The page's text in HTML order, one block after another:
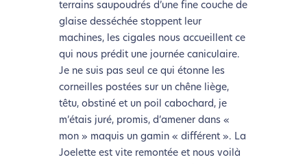
terrains saupoudrés d’une fine couche de
glaise desséchée stoppent leur
machines, les cigales nous accueillent ce
qui nous prédit une journée caniculaire.
Je ne suis pas seul ce qui étonne les
corneilles postées sur un chêne liège,
têtu, obstiné et un poil cabochard, je
m’étais juré, promis, d’amener dans «
mon » maquis un gamin « différent ». La
Joelette est vite remontée et nous voilà